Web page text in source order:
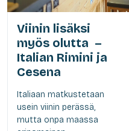
Viinin lisäksi
myös olutta –
Italian Rimini ja
Cesena
Italiaan matkustetaan
usein viinin perässä,
mutta onpa maassa